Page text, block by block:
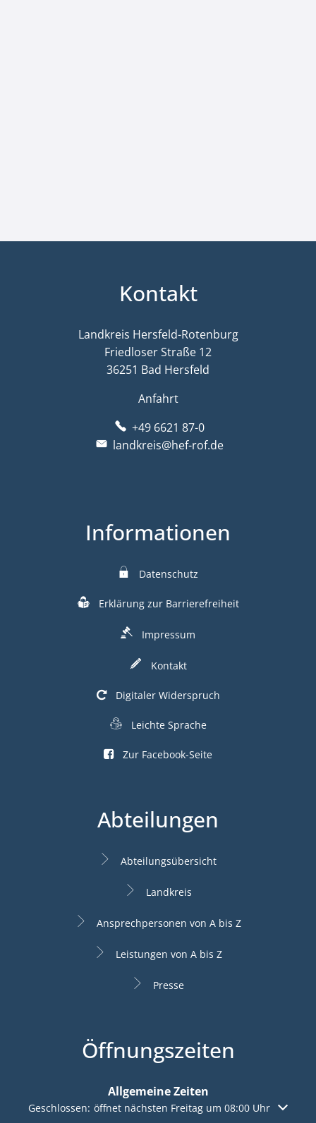
Kontakt
Landkreis Hersfeld-Rotenburg
Friedloser Straße 12
36251 Bad Hersfeld
Anfahrt
+49 6621 87-0
landkreis@hef-rof.de
Informationen
Datenschutz
Erklärung zur Barrierefreiheit
Impressum
Kontakt
Digitaler Widerspruch
Leichte Sprache
Zur Facebook-Seite
Abteilungen
Abteilungsübersicht
Landkreis
Ansprechpersonen von A bis Z
Leistungen von A bis Z
Presse
Öffnungszeiten
Allgemeine Zeiten
Klicken, um weitere Öffnungs- oder Schließzeiten
Geschlossen: öffnet nächsten Freitag um 08:00 Uhr